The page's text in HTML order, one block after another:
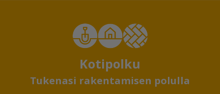
Kotipolku
Tukenasi rakentamisen polulla